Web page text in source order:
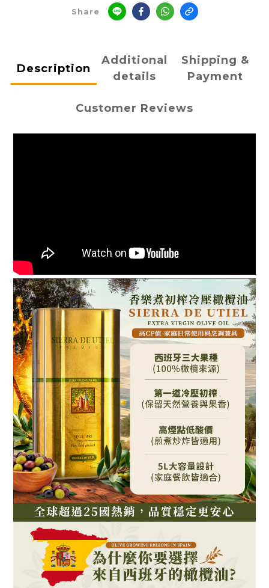
Share
Description
Additional
details
Shipping &
Payment
Customer Reviews